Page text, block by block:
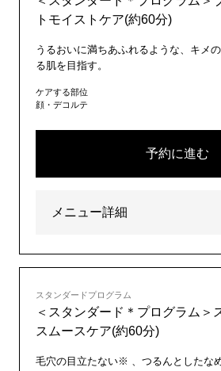
トモイストケア(約60分)
うるおいに満ちあふれるような、キメ
る肌を目指す。
ケアする部位
顔・デコルテ
予約に進む
メニュー詳細
スタンダードプログラム
＜スタンダード＊プログラム＞
スムースケア(約60分)
毛穴の目立たない※ 、つるんとしたな